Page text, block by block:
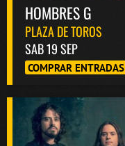
HOMBRES G
PLAZA DE TOROS
SAB 19 SEP
COMPRAR ENTRADAS